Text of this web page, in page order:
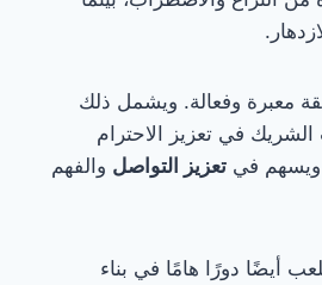
معبرة وفعالة. ويشمل ذلك
الشريك في تعزيز الاحترام
ويسهم فيتعزيز التواصل والفهم
أيضًا دورًا هامًا في بناء